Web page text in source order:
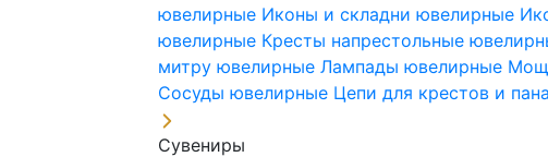
ювелирные Иконы и складни ювелирные
ювелирные Кресты напрестольные
митру ювелирныеЛампады ювелирные
Сосуды ювелирные Цепи для крестов и
Сувениры